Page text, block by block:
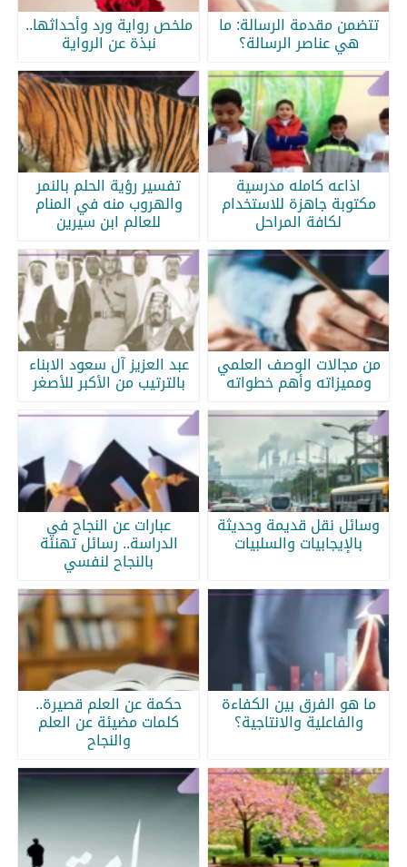
تتضمن مقدمة الرسالة: ما
هي عناصر الرسالة؟
ملخص رواية ورد وأحداثها..
نبذة عن الرواية
اذاعه كامله مدرسية
مكتوبة جاهزة للاستخدام
لكافة المراحل
تفسير رؤية الحلم بالنمر
والهروب منه في المنام
للعالم ابن سيرين
من مجالات الوصف العلمي
ومميزاته وأهم خطواته
عبد العزيز آل سعود الابناء
بالترتيب من الأكبر للأصغر
وسائل نقل قديمة وحديثة
بالإيجابيات والسلبيات
عبارات عن النجاح في
الدراسة.. رسائل تهنئة
بالنجاح لنفسي
ما هو الفرق بين الكفاءة
والفاعلية والانتاجية؟
حكمة عن العلم قصيرة..
كلمات مضيئة عن العلم
والنجاح